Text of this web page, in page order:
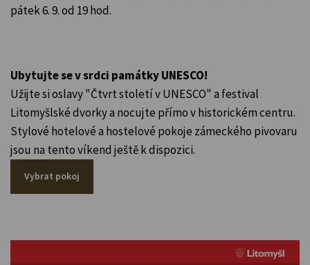
pátek 6. 9. od 19 hod.
Ubytujte se v srdci památky UNESCO!
Užijte si oslavy "Čtvrt století v UNESCO" a festival
Litomyšlské dvorky a nocujte přímo v historickém centru.
Stylové hotelové a hostelové pokoje zámeckého pivovaru
jsou na tento víkend ještě k dispozici.
Vybrat pokoj